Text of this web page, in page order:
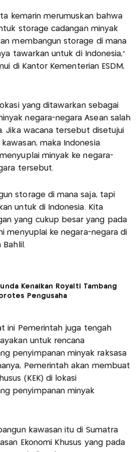
kemarin merumuskan bahwa
storage cadangan minyak
membangun storage di mana
tawarkan untuk di Indonesia,"
di Kantor Kementerian ESDM,
yang ditawarkan sebagai
negara-negara Asean salah
Jika wacana tersebut disetujui
maka Indonesia
minyak ke negara-
tersebut.
storage di mana saja, tapi
untuk di Indonesia. Kita
yang cukup besar yang pada
menyuplai ke negara-negara di
Bahlil.
Kenaikan Royalti Tambang
Pengusaha
ini Pemerintah juga tengah
untuk rencana
penyimpanan minyak raksasa
Pemerintah akan membuat
(KEK) di lokasi
penyimpanan minyak
kawasan itu di Sumatra
Ekonomi Khusus yang pada